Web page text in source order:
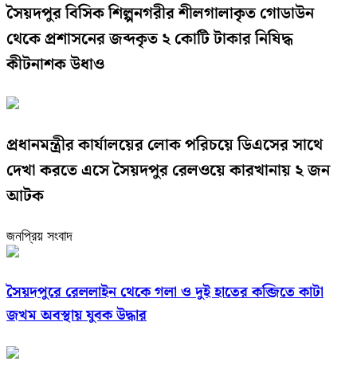
সৈয়দপুর বিসিক শিল্পনগরীর শীলগালাকৃত গোডাউন
থেকে প্রশাসনের জব্দকৃত ২ কোটি টাকার নিষিদ্ধ
কীটনাশক উধাও
প্রধানমন্ত্রীর কার্যালয়ের লোক পরিচয়ে ডিএসের সাথে
দেখা করতে এসে সৈয়দপুর রেলওয়ে কারখানায় ২ জন
আটক
জনপ্রিয় সংবাদ
সৈয়দপুরে রেললাইন থেকে গলা ও দুই হাতের কব্জিতে কাটা
জখম অবস্থায় যুবক উদ্ধার